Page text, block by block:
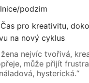
podzim
Čas pro kreativitu,
na nový cyklus
nejvíc tvořivá,
může přijít
hysterická.“